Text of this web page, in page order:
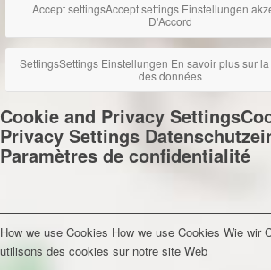
Accept settingsAccept settings Einstellungen
D'Accord
SettingsSettings Einstellungen En savoir plus sur
des données
Cookie and Privacy Settings
Privacy Settings
Paramètres de confidentialité
How we use Cookies How we use Cookies Wie wir
utilisons des cookies sur notre site Web